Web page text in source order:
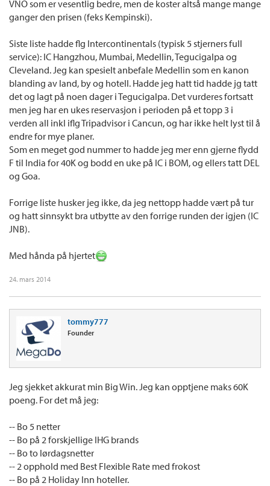
VNO som er vesentlig bedre, men de koster altså mange mange
ganger den prisen (feks Kempinski).
Siste liste hadde flg Intercontinentals (typisk 5 stjerners full
service): IC Hangzhou, Mumbai, Medellin, Tegucigalpa og
Cleveland. Jeg kan spesielt anbefale Medellin som en kanon
blanding av land, by og hotell. Hadde jeg hatt tid hadde jg tatt
det og lagt på noen dager i Tegucigalpa. Det vurderes fortsatt
men jeg har en ukes reservasjon i perioden på et topp 3 i
verden all inkl iflg Tripadvisor i Cancun, og har ikke helt lyst til å
endre for mye planer.
Som en meget god nummer to hadde jeg mer enn gjerne flydd
F til India for 40K og bodd en uke på IC i BOM, og ellers tatt DEL
og Goa.
Forrige liste husker jeg ikke, da jeg nettopp hadde vært på tur
og hatt sinnsykt bra utbytte av den forrige runden der igjen (IC
JNB).
Med hånda på hjertet
24. mars 2014
tommy777
Founder
Jeg sjekket akkurat min Big Win. Jeg kan opptjene maks 60K
poeng. For det må jeg:
-- Bo 5 netter
-- Bo på 2 forskjellige IHG brands
-- Bo to lørdagsnetter
-- 2 opphold med Best Flexible Rate med frokost
-- Bo på 2 Holiday Inn hoteller.